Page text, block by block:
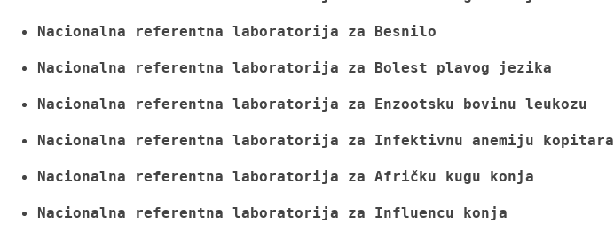
Nacionalna referentna laboratorija za Besnilo
Nacionalna referentna laboratorija za Bolest plavog jezika
Nacionalna referentna laboratorija za Enzootsku bovinu leukozu
Nacionalna referentna laboratorija za Infektivnu anemiju kopitara
Nacionalna referentna laboratorija za Afričku kugu konja
Nacionalna referentna laboratorija za Influencu konja